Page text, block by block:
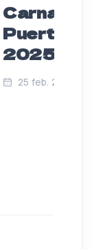
Carnaval
Puerto
2025
25 feb. 2025